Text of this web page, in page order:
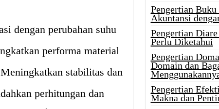
dengan perubahan suhu
performa material
stabilitas dan
perhitungan dan
Pengertian
Akuntansi
Pengertian
Perlu Diketahui
Pengertian
Domain dan
Pengertian
Makna dan